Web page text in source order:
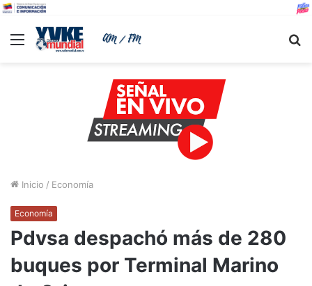
Menu
Inicio / Economía
Economía
Pdvsa despachó más de 280
buques por Terminal Marino